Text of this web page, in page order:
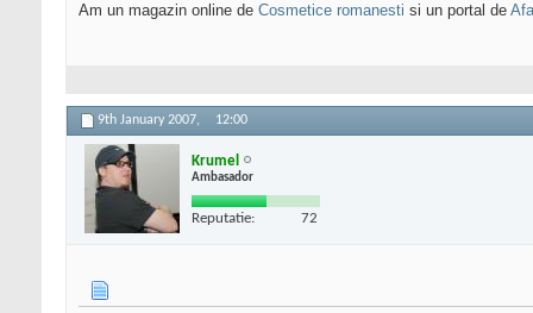
Am un magazin online de Cosmetice romanesti si un portal de
9th January 2007, 12:00
Krumel
Ambasador
Reputatie: 72